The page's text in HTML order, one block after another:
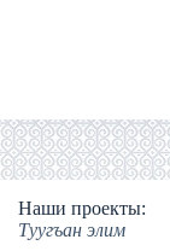
Наши проекты:
Туугъан элим